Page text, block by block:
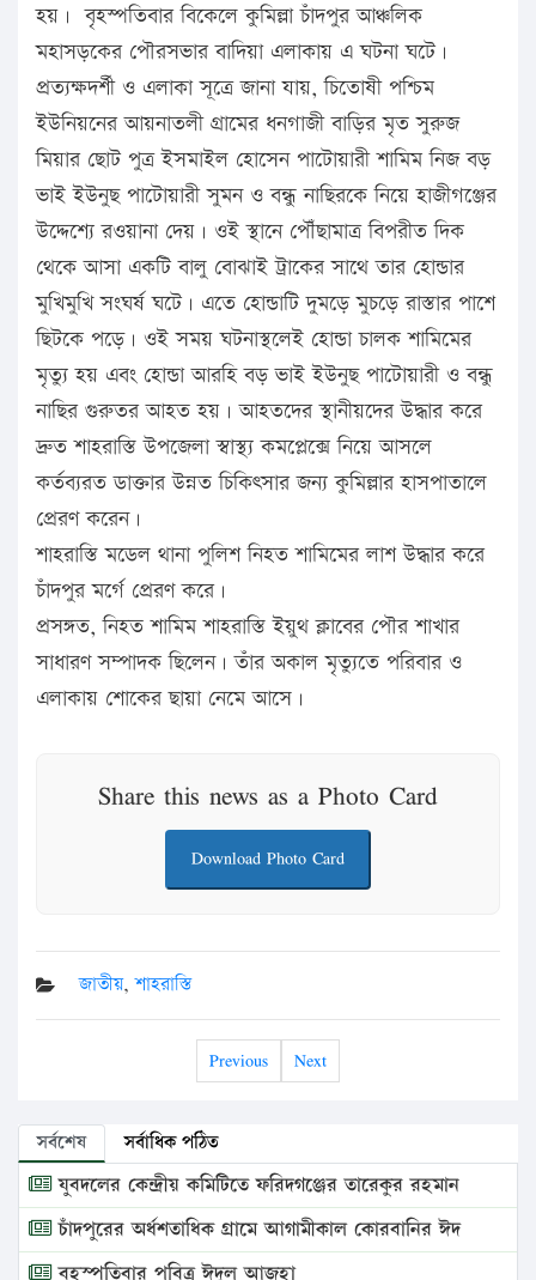
হয়। বৃহস্পতিবার বিকেলে কুমিল্লা চাঁদপুর আঞ্চলিক
মহাসড়কের পৌরসভার বাদিয়া এলাকায় এ ঘটনা ঘটে।
প্রত্যক্ষদর্শী ও এলাকা সূত্রে জানা যায়, চিতোষী পশ্চিম
ইউনিয়নের আয়নাতলী গ্রামের ধনগাজী বাড়ির মৃত সুরুজ
মিয়ার ছোট পুত্র ইসমাইল হোসেন পাটোয়ারী শামিম নিজ বড়
ভাই ইউনুছ পাটোয়ারী সুমন ও বন্ধু নাছিরকে নিয়ে হাজীগঞ্জের
উদ্দেশ্যে রওয়ানা দেয়। ওই স্থানে পৌঁছামাত্র বিপরীত দিক
থেকে আসা একটি বালু বোঝাই ট্রাকের সাথে তার হোন্ডার
মুখিমুখি সংঘর্ষ ঘটে। এতে হোন্ডাটি দুমড়ে মুচড়ে রাস্তার পাশে
ছিটকে পড়ে। ওই সময় ঘটনাস্থলেই হোন্ডা চালক শামিমের
মৃত্যু হয় এবং হোন্ডা আরহি বড় ভাই ইউনুছ পাটোয়ারী ও বন্ধু
নাছির গুরুতর আহত হয়। আহতদের স্থানীয়দের উদ্ধার করে
দ্রুত শাহরাস্তি উপজেলা স্বাস্থ্য কমপ্লেক্সে নিয়ে আসলে
কর্তব্যরত ডাক্তার উন্নত চিকিৎসার জন্য কুমিল্লার হাসপাতালে
প্রেরণ করেন।
শাহরাস্তি মডেল থানা পুলিশ নিহত শামিমের লাশ উদ্ধার করে
চাঁদপুর মর্গে প্রেরণ করে।
প্রসঙ্গত, নিহত শামিম শাহরাস্তি ইয়ুথ ক্লাবের পৌর শাখার
সাধারণ সম্পাদক ছিলেন। তাঁর অকাল মৃত্যুতে পরিবার ও
এলাকায় শোকের ছায়া নেমে আসে।
Share this news as a Photo Card
Download Photo Card
জাতীয়,শাহরাস্তি
Previous Next
সর্বশেষ সর্বাধিক পঠিত
যুবদলের কেন্দ্রীয় কমিটিতে ফরিদগঞ্জের তারেকুর রহমান
চাঁদপুরের অর্ধশতাধিক গ্রামে আগামীকাল কোরবানির ঈদ
বৃহস্পতিবার পবিত্র ঈদুল আজহা